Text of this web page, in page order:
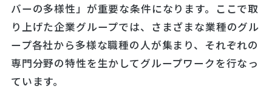
バーの多様性」が重要な条件になります。ここで取
り上げた企業グループでは、さまざまな業種のグル
ープ各社から多様な職種の人が集まり、それぞれの
専門分野の特性を生かしてグループワークを行なっ
ています。